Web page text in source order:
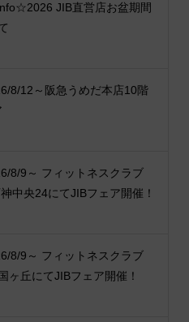
JIB直営店お盆期間
8/12～阪急うめだ本店10階
8/9～ フィットネスクラブ
中央24にてJIBフェア開催！
8/9～ フィットネスクラブ
ヶ丘にてJIBフェア開催！